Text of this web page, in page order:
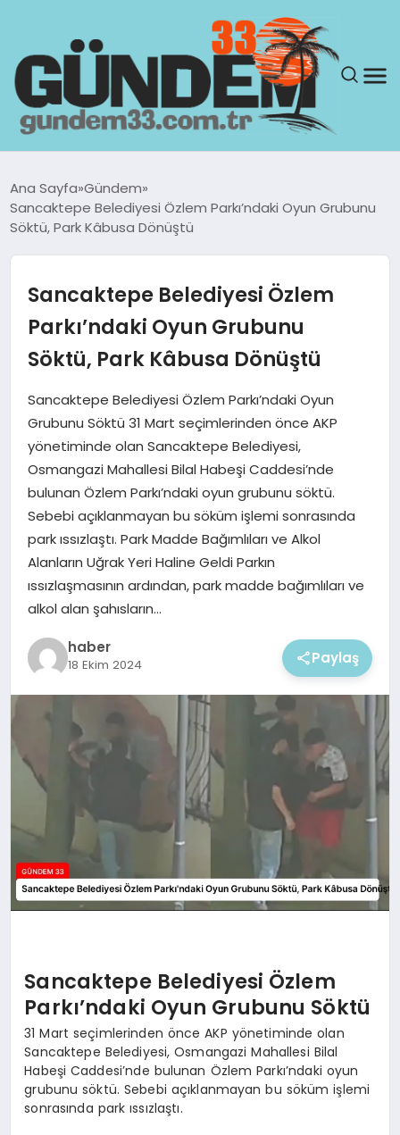
GÜNDEM
TEKNOLOJI
EKONOMI
MAGAZIN
Ana Sayfa Gündem
Sancaktepe Belediyesi Özlem Parkı’ndaki Oyun Grubunu
Söktü, Park Kâbusa Dönüştü
Sancaktepe Belediyesi Özlem
Parkı’ndaki Oyun Grubunu
Söktü, Park Kâbusa Dönüştü
Sancaktepe Belediyesi Özlem Parkı’ndaki Oyun
Grubunu Söktü 31 Mart seçimlerinden önce AKP
yönetiminde olan Sancaktepe Belediyesi,
Osmangazi Mahallesi Bilal Habeşi Caddesi’nde
bulunan Özlem Parkı’ndaki oyun grubunu söktü.
Sebebi açıklanmayan bu söküm işlemi sonrasında
park ıssızlaştı. Park Madde Bağımlıları ve Alkol
Alanların Uğrak Yeri Haline Geldi Parkın
ıssızlaşmasının ardından, park madde bağımlıları ve
alkol alan şahısların…
haber
18 Ekim 2024 Paylaş
Sancaktepe Belediyesi Özlem
Parkı’ndaki Oyun Grubunu Söktü
31 Mart seçimlerinden önce AKP yönetiminde olan
Sancaktepe Belediyesi, Osmangazi Mahallesi Bilal
Habeşi Caddesi’nde bulunan Özlem Parkı’ndaki oyun
grubunu söktü. Sebebi açıklanmayan bu söküm işlemi
sonrasında park ıssızlaştı.